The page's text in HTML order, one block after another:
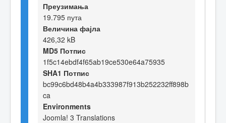
Преузимања
19.795 пута
Величина фајла
426,32 kB
MD5 Потпис
1f5c14ebdf4f65ab19ce530e64a75935
SHA1 Потпис
bc99c6bd48b4a4b333987f913b252232ff898b
ca
Environments
Joomla! 3 Translations